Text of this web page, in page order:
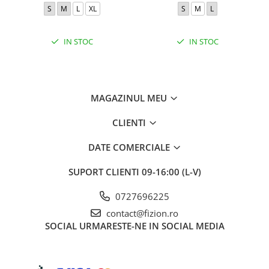
S M L XL
IN STOC
S M L
IN STOC
MAGAZINUL MEU
CLIENTI
DATE COMERCIALE
SUPORT CLIENTI 09-16:00 (L-V)
0727696225
contact@fizion.ro
SOCIAL URMARESTE-NE IN SOCIAL MEDIA